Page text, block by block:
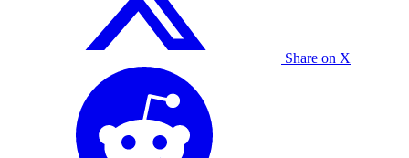
Share on X